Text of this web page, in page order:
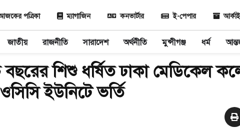
পত্রিকা ম্যাগাজিন কনভার্টার ই-পেপার
জাতীয় রাজনীতি সারাদেশ অর্থনীতি মুন্সীগঞ্জ ধর্ম
বছরের শিশু ধর্ষিত ঢাকা মেডিকেল
ইউনিটে ভর্তি